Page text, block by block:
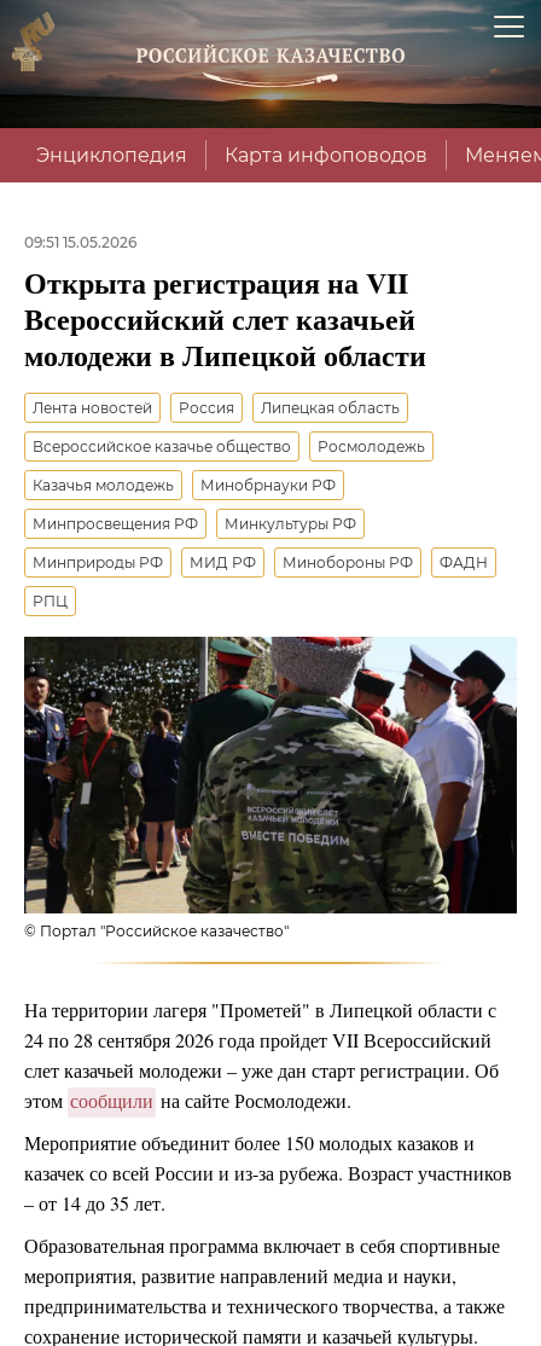
Энциклопедия Карта инфоповодов
09:51 15.05.2026
Открыта регистрация на VII
Всероссийский слет казачьей
молодежи в Липецкой области
Лента новостей Россия Липецкая область
Всероссийское казачье общество Росмолодежь
Казачья молодежь Минобрнауки РФ
Минпросвещения РФ Минкультуры РФ
Минприроды РФ МИД РФ Минобороны РФ ФАДН
РПЦ
© Портал "Российское казачество"
На территории лагеря "Прометей" в Липецкой области с
24 по 28 сентября 2026 года пройдет VII Всероссийский
слет казачьей молодежи – уже дан старт регистрации. Об
этом сообщили на сайте Росмолодежи.
Мероприятие объединит более 150 молодых казаков и
казачек со всей России и из-за рубежа. Возраст участников
– от 14 до 35 лет.
Образовательная программа включает в себя спортивные
мероприятия, развитие направлений медиа и науки,
предпринимательства и технического творчества, а также
сохранение исторической памяти и казачьей культуры.